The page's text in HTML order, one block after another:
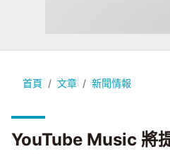
首頁 文章 新聞情報
YouTube Music 將提供免費
YouTube Music 將